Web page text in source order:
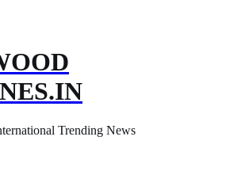
Trending News